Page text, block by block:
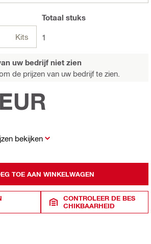
Kits
Totaal stuks
1
uw bedrijf niet zien
de prijzen van uw bedrijf te zien.
bekijken
TOE AAN WINKELWAGEN
CONTROLEER DE BES
CHIKBAARHEID